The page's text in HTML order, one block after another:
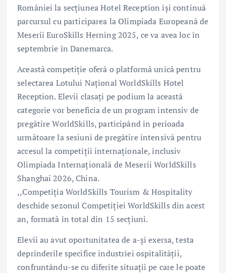
României la secțiunea Hotel Reception își continuă
parcursul cu participarea la Olimpiada Europeană de
Meserii EuroSkills Herning 2025, ce va avea loc în
septembrie în Danemarca.
Această competiție oferă o platformă unică pentru
selectarea Lotului Național WorldSkills Hotel
Reception. Elevii clasați pe podium la această
categorie vor beneficia de un program intensiv de
pregătire WorldSkills, participând în perioada
următoare la sesiuni de pregătire intensivă pentru
accesul la competiții internaționale, inclusiv
Olimpiada Internațională de Meserii WorldSkills
Shanghai 2026, China.
,,Competiția WorldSkills Tourism & Hospitality
deschide sezonul Competiției WorldSkills din acest
an, formată în total din 15 secțiuni.
Elevii au avut oportunitatea de a-și exersa, testa
deprinderile specifice industriei ospitalității,
confruntându-se cu diferite situații pe care le poate